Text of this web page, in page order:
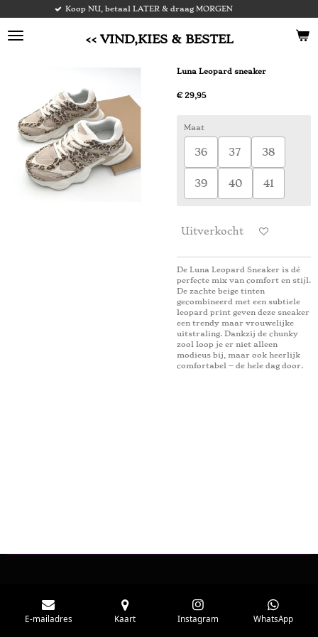
naar
<< VIND,KIES & BESTEL
NU, betaal LATER & draag MORGEN
Luna Leopard sneaker
€ 29,95
Maat
36 37 38
39 40 41
Uitverkocht
De Luna Leopard Sneaker is dé
perfecte mix van comfort en stijl.
De zachte beige tinten
gecombineerd met een subtiele
leopard print geven deze sneaker
een trendy maar vrouwelijke
uitstraling. Dankzij de chunky
zool loop je er niet alleen
modieus bij, maar ook heerlijk
comfortabel – de hele dag door.
E-mailadres Kaart Instagram WhatsApp